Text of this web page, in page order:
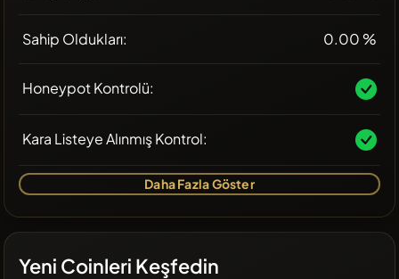
Sahip Oldukları: 0.00 %
Honeypot Kontrolü:
Kara Listeye Alınmış Kontrol:
Daha Fazla Göster
Yeni Coinleri Keşfedin